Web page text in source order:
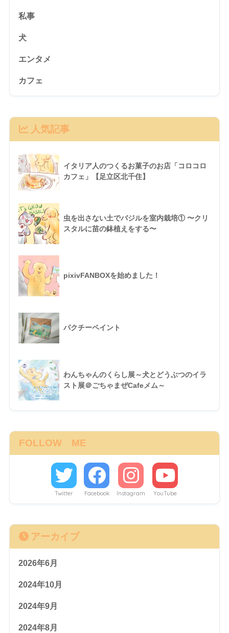
私事
犬
エンタメ
カフェ
人気記事
イタリア人のつくるお菓子のお店「コロコロ
カフェ」【足立区北千住】
虫を出さない土でバジルを室内栽培① 〜クリ
スタルに苗の鉢植えをする〜
pixivFANBOXを始めました！
パクチーペイント
わんちゃんのくらし展～犬とどうぶつのイラ
スト展＠ごちゃまぜCafeメム～
FOLLOW ME
Twitter Facebook Instagram YouTube
アーカイブ
2026年6月
2024年10月
2024年9月
2024年8月